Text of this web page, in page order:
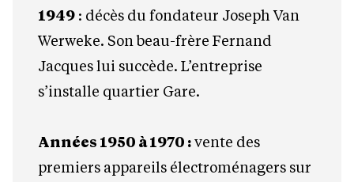
1949 : décès du fondateur Joseph Van
Werweke. Son beau-frère Fernand
Jacques lui succède. L’entreprise
s’installe quartier Gare.
Années 1950 à 1970 :vente des
premiers appareils électroménagers sur